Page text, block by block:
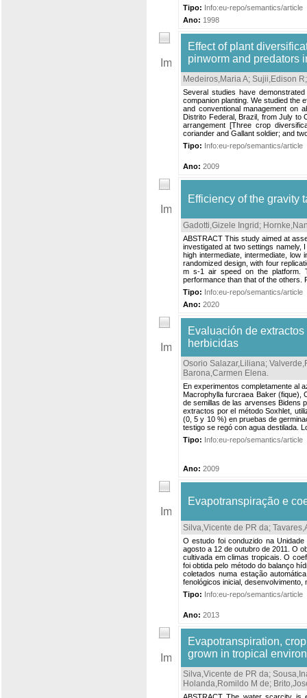
Tipo: Info:eu-repo/semantics/article
Ano: 1998
Effect of plant
pinworm and predators
Medeiros,Maria A; Sujii,Edison R
Several studies have
companion planting. We studied the
and conventional management on
Distrito Federal, Brazil, from July to
arrangement [Three crop
coriander and Gallant soldier; and
Tipo: Info:eu-repo/semantics/article
Ano: 2009
Efficiency of the gravity
Gadotti,Gizele Ingrid ;
ABSTRACT This study aimed at
investigated at two settings namely,
high intermediate, intermediate,
randomized design, with four
m s-1 air speed on the platform.
performance than that of the others.
Tipo: Info:eu-repo/semantics/article
Ano: 2020
Evaluación de
herbicidas
Osorio Salazar,Liliana;
Barona,Carmen Elena.
En experimentos completamente al
Macrophylla furcraea Baker (fique),
de semillas de las arvenses Bidens
extractos por el método Soxhlet,
(0, 5 y 10 %) en pruebas de
testigo se regó con agua destilada.
Tipo: Info:eu-repo/semantics/article
Ano: 2009
Evapotranspiração e
Silva,Vicente de PR da;
O estudo foi conduzido na
agosto a 12 de outubro de 2011. O
cultivada em climas tropicais. O
foi obtida pelo método do balanço
coletados numa estação
fenológicos inicial, desenvolvimento,
Tipo: Info:eu-repo/semantics/article
Ano: 2013
Evapotranspiration,
grown in tropical
Silva,Vicente de PR da;
Holanda,Romildo M de;